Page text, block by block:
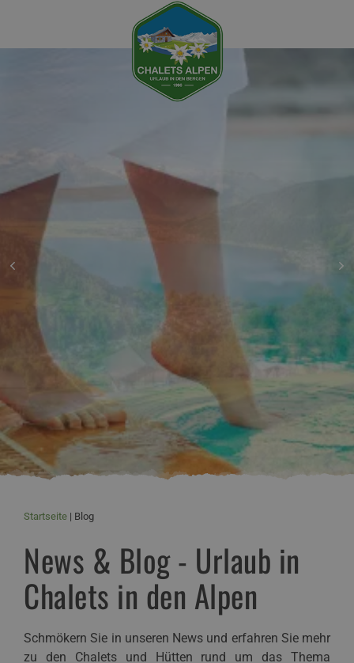
Startseite Blog
News & Blog - Urlaub in
Chalets in den Alpen
Schmökern Sie in unseren News und erfahren Sie mehr
zu den Chalets und Hütten rund um das Thema